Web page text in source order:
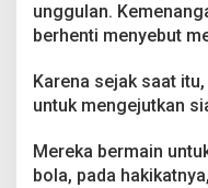
unggulan.
berhenti menyebut
Karena sejak saat
untuk mengejutkan
Mereka bermain
bola, pada